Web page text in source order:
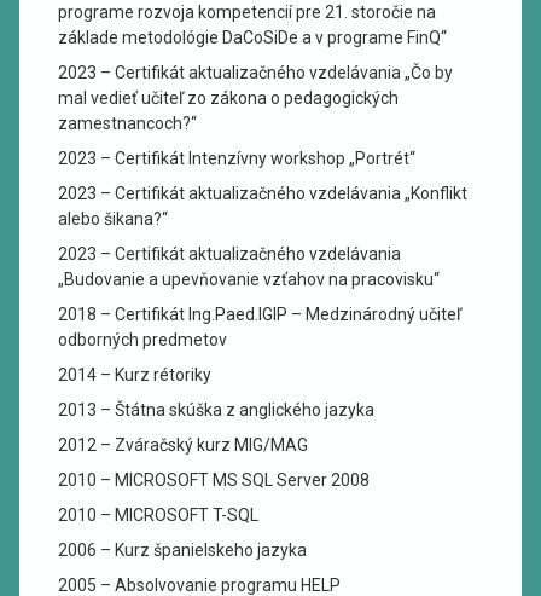
programe rozvoja kompetencií pre 21. storočie na
základe metodológie DaCoSiDe a v programe FinQ“
2023 – Certifikát aktualizačného vzdelávania „Čo by
mal vedieť učiteľ zo zákona o pedagogických
zamestnancoch?“
2023 – Certifikát Intenzívny workshop „Portrét“
2023 – Certifikát aktualizačného vzdelávania „Konflikt
alebo šikana?“
2023 – Certifikát aktualizačného vzdelávania
„Budovanie a upevňovanie vzťahov na pracovisku“
2018 – Certifikát Ing.Paed.IGIP – Medzinárodný učiteľ
odborných predmetov
2014 – Kurz rétoriky
2013 – Štátna skúška z anglického jazyka
2012 – Zváračský kurz MIG/MAG
2010 – MICROSOFT MS SQL Server 2008
2010 – MICROSOFT T-SQL
2006 – Kurz španielskeho jazyka
2005 – Absolvovanie programu HELP